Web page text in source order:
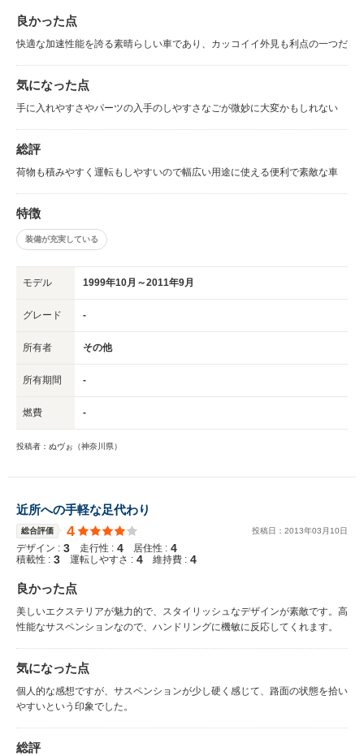
良かった点
快適な加速性能を誇る素晴らしい車であり、カッコイイ外見も利点の一つだ
気になった点
手に入れやすさやパーツの入手のしやすさなごが微妙に大変かもしれない
総評
荷物も積みやすく運転もしやすいので幅広い用途に使える便利で素敵な車
特徴
装備が充実している
モデル 1999年10月～2011年9月
グレード -
所有者 その他
所有期間 -
燃費 -
投稿者：ぬヴぉ（神奈川県）
近所への手軽な足代わり
総合評価 4 投稿日： 2013年03 月 10日
デザイン : 3 走行性 : 4 居住性 : 4
積載性 : 3 運転しやすさ : 4 維持費 : 4
良かった点
美しいエクステリアが魅力的で、スタイリッシュなデザインが素敵です。高
性能なサスペンションなので、ハンドリングに機敏に反応してくれます。
気になった点
個人的な感想ですが、サスペンションが少し硬く感じて、路面の状態を拾い
やすいという印象でした。
総評